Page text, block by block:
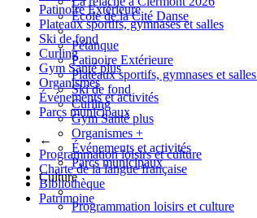
Patinoire Extérieure
Plateaux sportifs, gymnases et salles
Ski de fond
Curling
Gym Santé plus
Organismes
Événements et activités
Parcs municipaux
←
Programmation loisirs et culture
Charte de la langue française
Bibliothèque
Patrimoine
École de la Cité Danse
Pétanque
Patinoire Extérieure
Plateaux sportifs, gymnases et salles
Ski de fond
Curling
Gym Santé plus
Organismes +
Événements et activités
Parcs municipaux
Culture
Programmation loisirs et culture